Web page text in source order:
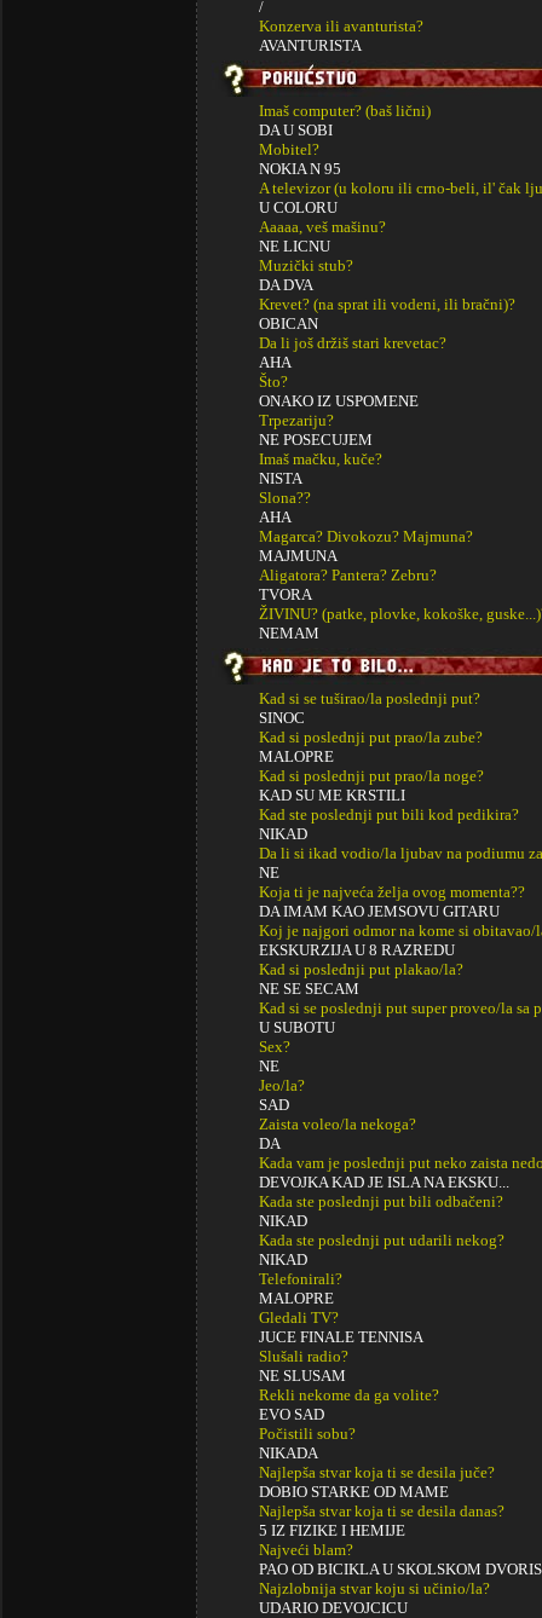
/
Konzerva ili avanturista?
AVANTURISTA
Imaš computer? (baš lični)
DA U SOBI
Mobitel?
NOKIA N 95
A televizor (u koloru ili crno-beli, il' čak
U COLORU
Aaaaa, veš mašinu?
NE LICNU
Muzički stub?
DA DVA
Krevet? (na sprat ili vodeni, ili bračni)?
OBICAN
Da li još držiš stari krevetac?
AHA
Što?
ONAKO IZ USPOMENE
Trpezariju?
NE POSECUJEM
Imaš mačku, kuče?
NISTA
Slona??
AHA
Magarca? Divokozu? Majmuna?
MAJMUNA
Aligatora? Pantera? Zebru?
TVORA
ŽIVINU? (patke, plovke, kokoške,
NEMAM
Kad si se tuširao/la poslednji put?
SINOC
Kad si poslednji put prao/la zube?
MALOPRE
Kad si poslednji put prao/la noge?
KAD SU ME KRSTILI
Kad ste poslednji put bili kod pedikira?
NIKAD
Da li si ikad vodio/la ljubav na podiumu
NE
Koja ti je najveća želja ovog momenta??
DA IMAM KAO JEMSOVU GITARU
Koj je najgori odmor na kome si obitavao/
EKSKURZIJA U 8 RAZREDU
Kad si poslednji put plakao/la?
NE SE SECAM
Kad si se poslednji put super proveo/la sa
U SUBOTU
Sex?
NE
Jeo/la?
SAD
Zaista voleo/la nekoga?
DA
Kada vam je poslednji put neko zaista
DEVOJKA KAD JE ISLA NA EKSKU...
Kada ste poslednji put bili odbačeni?
NIKAD
Kada ste poslednji put udarili nekog?
NIKAD
Telefonirali?
MALOPRE
Gledali TV?
JUCE FINALE TENNISA
Slušali radio?
NE SLUSAM
Rekli nekome da ga volite?
EVO SAD
Počistili sobu?
NIKADA
Najlepša stvar koja ti se desila juče?
DOBIO STARKE OD MAME
Najlepša stvar koja ti se desila danas?
5 IZ FIZIKE I HEMIJE
Najveći blam?
PAO OD BICIKLA U SKOLSKOM
Najzlobnija stvar koju si učinio/la?
UDARIO DEVOJCICU